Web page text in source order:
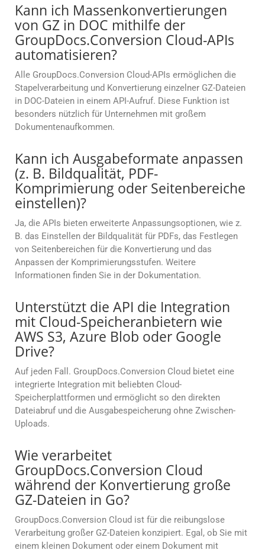
Kann ich Massenkonvertierungen
von GZ in DOC mithilfe der
GroupDocs.Conversion Cloud-APIs
automatisieren?
Alle GroupDocs.Conversion Cloud-APIs ermöglichen die
Stapelverarbeitung und Konvertierung einzelner GZ-Dateien
in DOC-Dateien in einem API-Aufruf. Diese Funktion ist
besonders nützlich für Unternehmen mit großem
Dokumentenaufkommen.
Kann ich Ausgabeformate anpassen
(z. B. Bildqualität, PDF-
Komprimierung oder Seitenbereiche
einstellen)?
Ja, die APIs bieten erweiterte Anpassungsoptionen, wie z.
B. das Einstellen der Bildqualität für PDFs, das Festlegen
von Seitenbereichen für die Konvertierung und das
Anpassen der Komprimierungsstufen. Weitere
Informationen finden Sie in der Dokumentation.
Unterstützt die API die Integration
mit Cloud-Speicheranbietern wie
AWS S3, Azure Blob oder Google
Drive?
Auf jeden Fall. GroupDocs.Conversion Cloud bietet eine
integrierte Integration mit beliebten Cloud-
Speicherplattformen und ermöglicht so den direkten
Dateiabruf und die Ausgabespeicherung ohne Zwischen-
Uploads.
Wie verarbeitet
GroupDocs.Conversion Cloud
während der Konvertierung große
GZ-Dateien in Go?
GroupDocs.Conversion Cloud ist für die reibungslose
Verarbeitung großer GZ-Dateien konzipiert. Egal, ob Sie mit
einem kleinen Dokument oder einem Dokument mit